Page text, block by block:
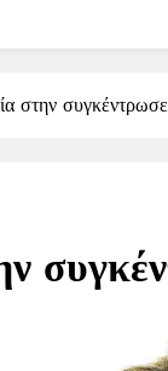
στην